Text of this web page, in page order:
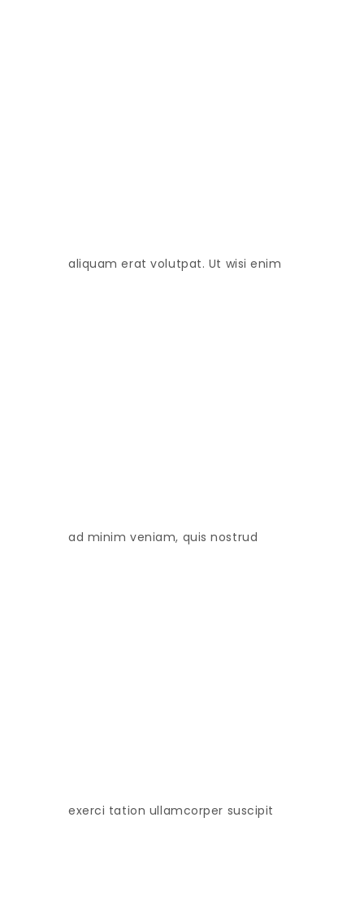
aliquam erat volutpat. Ut wisi enim
ad minim veniam, quis nostrud
exerci tation ullamcorper suscipit